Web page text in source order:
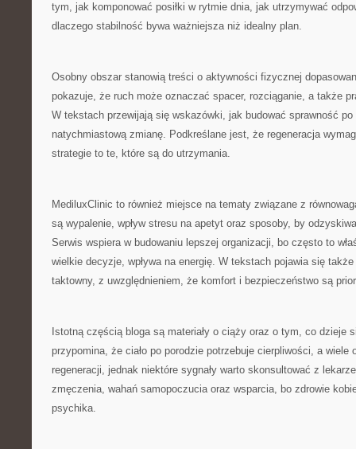
tym, jak komponować posiłki w rytmie dnia, jak utrzymywać
dlaczego stabilność bywa ważniejsza niż idealny plan.
Osobny obszar stanowią treści o aktywności fizycznej
pokazuje, że ruch może oznaczać spacer, rozciąganie, a także
W tekstach przewijają się wskazówki, jak budować sprawność
natychmiastową zmianę. Podkreślane jest, że regeneracja
strategie to te, które są do utrzymania.
MediluxClinic to również miejsce na tematy związane z
są wypalenie, wpływ stresu na apetyt oraz sposoby, by
Serwis wspiera w budowaniu lepszej organizacji, bo często to
wielkie decyzje, wpływa na energię. W tekstach pojawia się
taktowny, z uwzględnieniem, że komfort i bezpieczeństwo są
Istotną częścią bloga są materiały o ciąży oraz o tym, co dzieje
przypomina, że ciało po porodzie potrzebuje cierpliwości, a wiele
regeneracji, jednak niektóre sygnały warto skonsultować z
zmęczenia, wahań samopoczucia oraz wsparcia, bo zdrowie
psychika.